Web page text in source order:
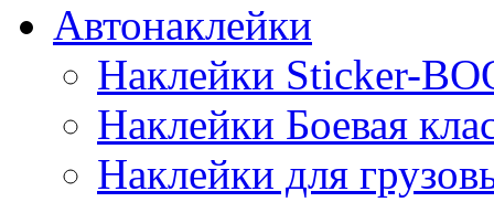
Автонаклейки
Наклейки Sticker-
Наклейки Боевая
Наклейки для